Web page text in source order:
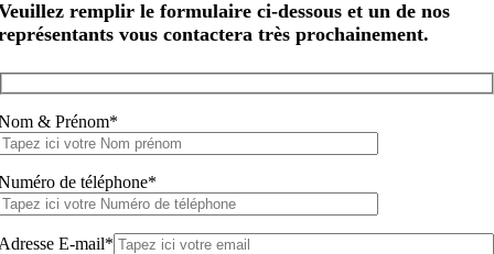
remplir le formulaire ci-dessous et un de nos
vous contactera très prochainement.
& Prénom*
de téléphone*
E-mail*